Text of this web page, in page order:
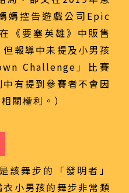
媽控告遊戲公司Epic
《要塞英雄》中販售
報導中未提及小男孩
Challenge」比賽
有提到參賽者不會因
關權利。）
該舞步的「發明者」
小男孩的舞步非常類